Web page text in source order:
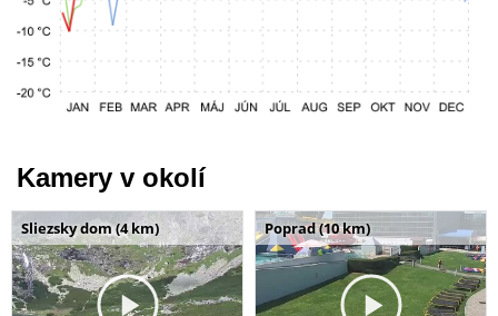
Kamery v okolí
Sliezsky dom (4 km) Poprad (10 km)